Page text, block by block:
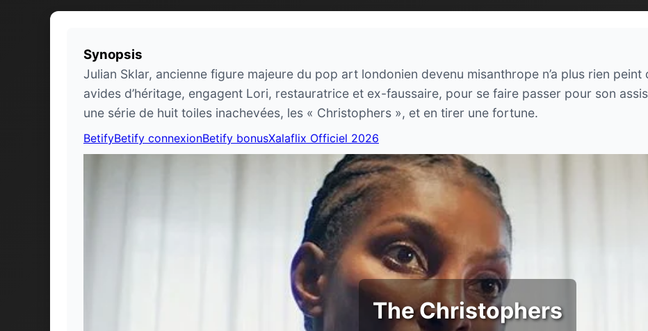
Synopsis
Julian Sklar, ancienne figure majeure du pop art londonien devenu misanthrope n’a plus rien
avides d’héritage, engagent Lori, restauratrice et ex-faussaire, pour se faire passer pour son
une série de huit toiles inachevées, les « Christophers », et en tirer une fortune.
BetifyBetify connexionBetify bonusXalaflix Officiel 2026
The Christophers